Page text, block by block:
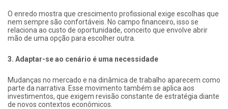
O enredo mostra que crescimento profissional exige escolhas que
nem sempre são confortáveis. No campo financeiro, isso se
relaciona ao custo de oportunidade, conceito que envolve abrir
mão de uma opção para escolher outra.
3. Adaptar-se ao cenário é uma necessidade
Mudanças no mercado e na dinâmica de trabalho aparecem como
parte da narrativa. Esse movimento também se aplica aos
investimentos, que exigem revisão constante de estratégia diante
de novos contextos econômicos.